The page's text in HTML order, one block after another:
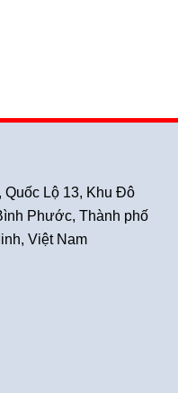
Lộ 13, Khu Đô
Phước, Thành phố
Việt Nam